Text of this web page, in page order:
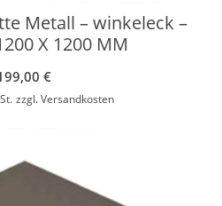
Metall – winkeleck –
X 1200 MM
€
zzgl.Versandkosten